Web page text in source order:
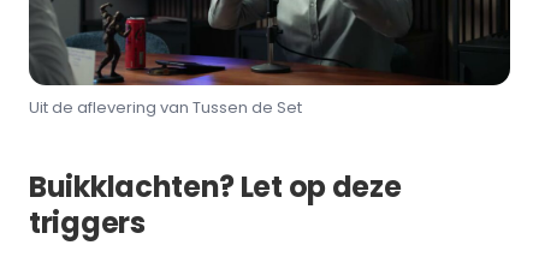
Uit de aflevering van Tussen de Set
Buikklachten? Let op deze
triggers